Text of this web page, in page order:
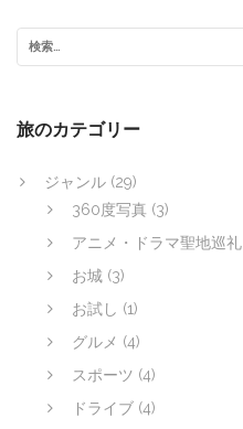
旅のカテゴリー
ジャンル (29)
360度写真 (3)
アニメ・ドラマ聖地巡礼
お城 (3)
お試し (1)
グルメ (4)
スポーツ (4)
ドライブ (4)